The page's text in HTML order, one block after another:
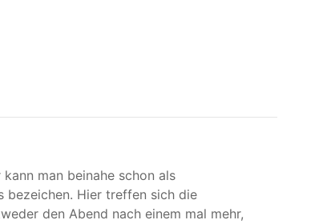
man beinahe schon als
bezeichen. Hier treffen sich die
den Abend nach einem mal mehr,